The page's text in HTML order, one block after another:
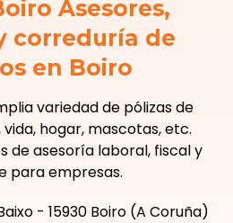
Asesores,
correduría de
en Boiro
variedad de pólizas de
hogar, mascotas, etc.
de asesoría laboral, fiscal y
para empresas.
- 15930 Boiro (A Coruña)